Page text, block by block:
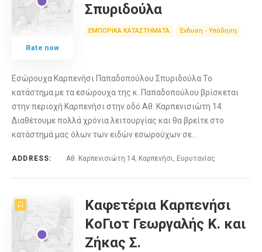
Rate now
Σπυριδούλα
ΕΜΠΟΡΙΚΑ ΚΑΤΑΣΤΗΜΑΤΑ Ένδυση - Υπόδηση
Εσώρουχα Καρπενήσι Παπαδοπούλου Σπυριδούλα Το
κατάστημα με τα εσώρουχα της κ. Παπαδοπούλου βρίσκεται
στην περιοχή Καρπενήσι στην οδό Αθ. Καρπενισιώτη 14.
Διαθέτουμε πολλά χρόνια λειτουργίας και θα βρείτε στο
κατάστημά μας όλων των ειδών εσωρούχων σε…
ADDRESS: Αθ. Καρπενισιώτη 14, Καρπενήσι, Ευρυτανίας
Καφετέρια Καρπενήσι
ΚοΓιοτ Γεωργαλής Κ. και
Ζήκας Σ.